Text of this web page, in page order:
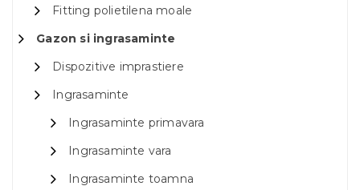
Fitting polietilena moale
Gazon si ingrasaminte
Dispozitive imprastiere
Ingrasaminte
Ingrasaminte primavara
Ingrasaminte vara
Ingrasaminte toamna